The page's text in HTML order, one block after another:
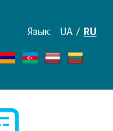
Язык: UA RU